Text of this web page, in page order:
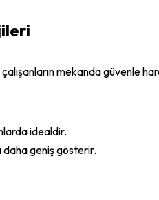
mekanda güvenle
idealdir.
daha geniş gösterir.